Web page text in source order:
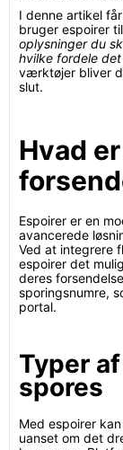
I denne artikel
bruger espoirer
oplysninger du
hvilke fordele
værktøjer bliver
slut.
Hvad
Espoirer er en
avancerede
Ved at integrere
espoirer det
deres
sporingsnumre,
portal.
Typer
spores
Med espoirer
uanset om det